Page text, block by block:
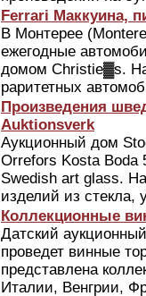
Ferrari Маккуина,
В Монтерее
ежегодные
домом Christie▓s.
раритетных
Произведения
Auktionsverk
Аукционный дом
Orrefors Kosta Boda
Swedish art glass.
изделий из стекла,
Коллекционные
Датский
проведет винные
представлена
Италии, Венгрии,